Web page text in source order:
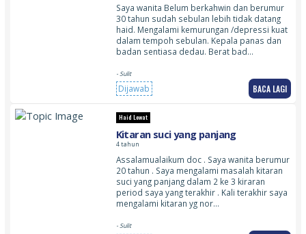
Saya wanita Belum berkahwin dan berumur
30 tahun sudah sebulan lebih tidak datang
haid. Mengalami kemurungan /depressi kuat
dalam tempoh sebulan. Kepala panas dan
badan sentiasa dedau. Berat bad…
- Sulit
Dijawab BACA LAGI
Haid Lewat
Kitaran suci yang panjang
4 tahun
Assalamualaikum doc . Saya wanita berumur
20 tahun . Saya mengalami masalah kitaran
suci yang panjang dalam 2 ke 3 kiraran
period saya yang terakhir . Kali terakhir saya
mengalami kitaran yg nor…
- Sulit